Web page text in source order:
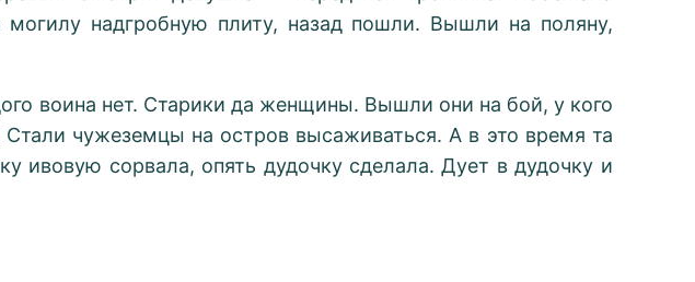
надгробную плиту, назад пошли. Вышли на поляну,
воина нет. Старики да женщины. Вышли они на бой, у кого
чужеземцы на остров высаживаться. А в это время та
ивовую сорвала, опять дудочку сделала. Дует в дудочку и